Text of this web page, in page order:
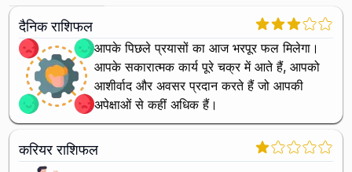
दैनिक राशिफल
आपके पिछले प्रयासों का आज भरपूर फल मिलेगा।
आपके सकारात्मक कार्य पूरे चक्र में आते हैं, आपको
आशीर्वाद और अवसर प्रदान करते हैं जो आपकी
अपेक्षाओं से कहीं अधिक हैं।
करियर राशिफल